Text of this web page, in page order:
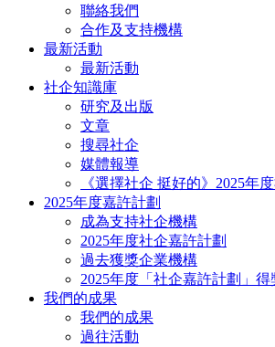
聯絡我們
合作及支持機構
最新活動
最新活動
社企知識庫
研究及出版
文章
搜尋社企
媒體報導
《選擇社企 挺好的》2025年
2025年度嘉許計劃
成為支持社企機構
2025年度社企嘉許計劃
過去獲獎企業機構
2025年度「社企嘉許計劃」得
我們的成果
我們的成果
過往活動